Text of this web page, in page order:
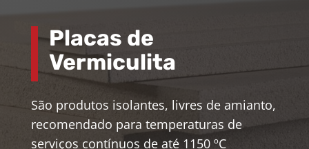
Placas de
Vermiculita
São produtos isolantes, livres de amianto,
recomendado para temperaturas de
serviços contínuos de até 1150 ºC